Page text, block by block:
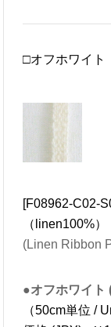
□オフホワイト
[F08962-C02-
（linen100%）
(Linen Ribbon
●オフホワイト
（50cm単位 /